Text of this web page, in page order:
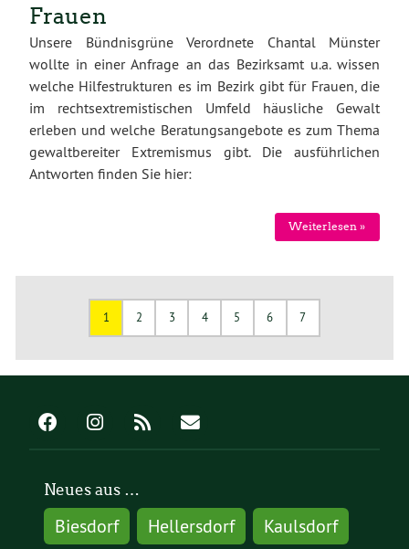
Frauen
Unsere Bündnisgrüne Verordnete Chantal Münster
wollte in einer Anfrage an das Bezirksamt u.a. wissen
welche Hilfestrukturen es im Bezirk gibt für Frauen, die
im rechtsextremistischen Umfeld häusliche Gewalt
erleben und welche Beratungsangebote es zum Thema
gewaltbereiter Extremismus gibt. Die ausführlichen
Antworten finden Sie hier:
Weiterlesen »
1 2 3 4 5 6 7
Neues aus …
Biesdorf Hellersdorf
Kaulsdorf